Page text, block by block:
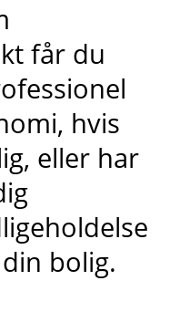
får du
hvis
eller har
bolig.